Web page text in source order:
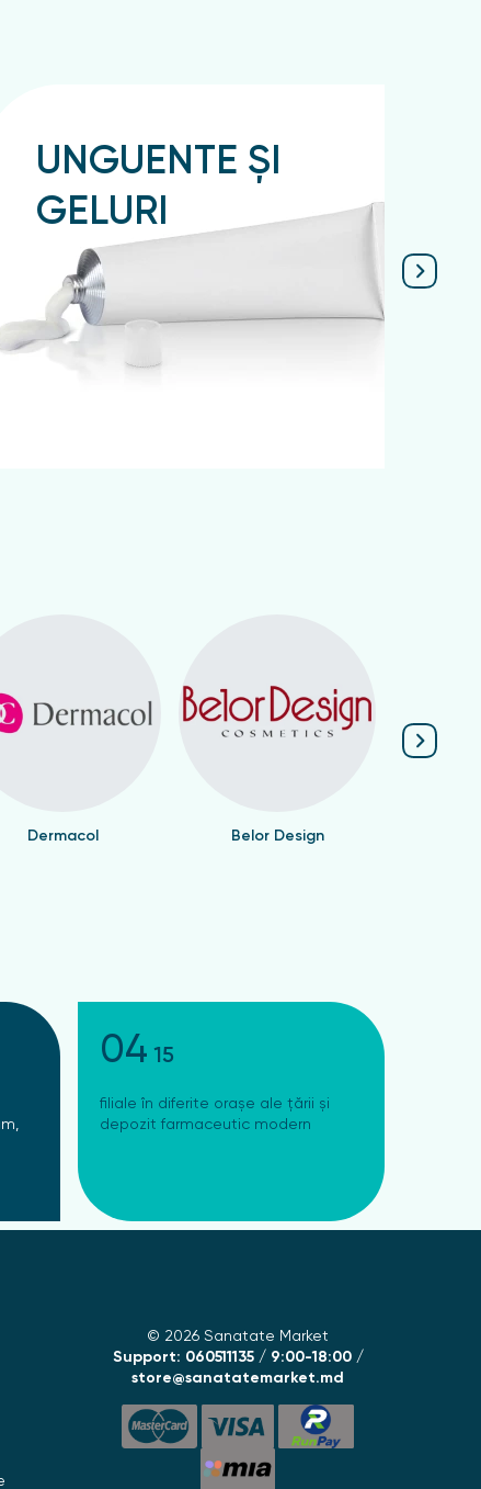
UNGUENTE ȘI
GELURI
Подробнее
Dermacol Belor Design
04 15
filiale în diferite orașe ale țării și
depozit farmaceutic modern
© 2026 Sanatate Market
Support: 060511135 / 9:00-18:00 /
store@sanatatemarket.md